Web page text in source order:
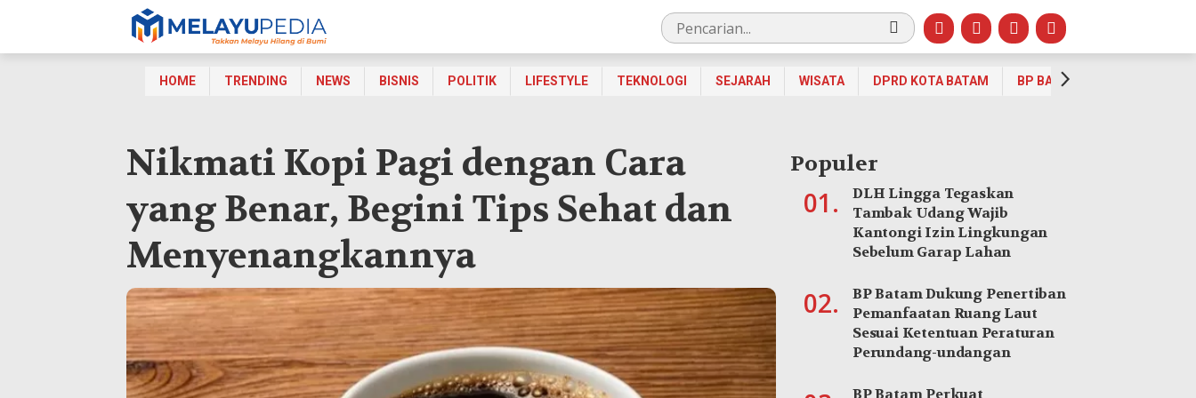
HOME TRENDING NEWS BISNIS POLITIK LIFESTYLE TEKNOLOGI SEJARAH WISATA DPRD KOTA BATAM BP BATAM
Nikmati Kopi Pagi dengan Cara
yang Benar, Begini Tips Sehat dan
Menyenangkannya
Populer
01.
DLH Lingga Tegaskan
Tambak Udang Wajib
Kantongi Izin Lingkungan
Sebelum Garap Lahan
02.
BP Batam Dukung Penertiban
Pemanfaatan Ruang Laut
Sesuai Ketentuan Peraturan
Perundang-undangan
BP Batam Perkuat